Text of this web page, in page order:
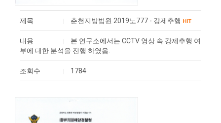
제목 춘천지방법원 2019노777 - 강제추행 HIT
내용
본 연구소에서는 CCTV 영상 속 강제추행 여
부에 대한 분석을 진행 하였음.
조회수 1784